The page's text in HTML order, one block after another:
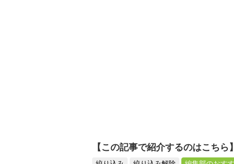
【この記事で紹介するのはこちら】